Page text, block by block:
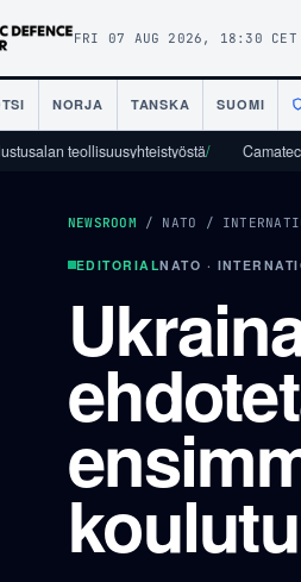
FRI 07 AUG 2026, 18:30 CET
NORJA TANSKA SUOMI
/ Camatec auttaa
NEWSROOM / NATO /
EDITORIALNATO ·